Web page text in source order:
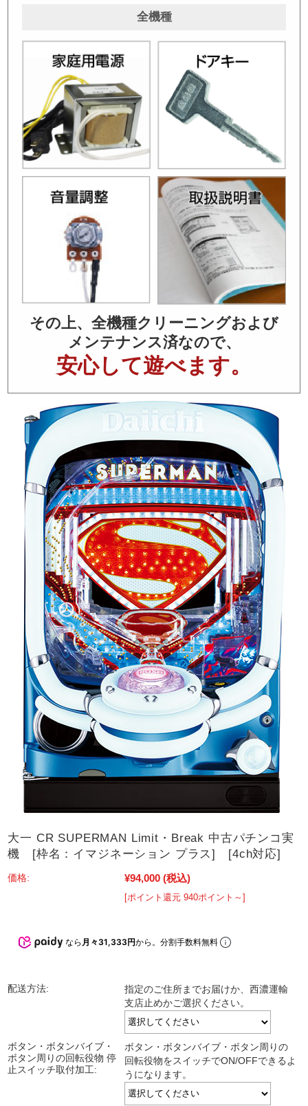
全機種
その上、全機種クリーニングおよび
メンテナンス済なので、
安心して遊べます。
大一 CR SUPERMAN Limit・Break 中古パチンコ実
機 [枠名：イマジネーション プラス] [4ch対応]
価格: ¥94,000 (税込)
[ポイント還元 940ポイント～]
なら 月々31,333円から。分割手数料無料
配送方法:
指定のご住所までお届けか、西濃運輸
支店止めかご選択ください。
ボタン・ボタンバイブ・
ボタン周りの回転役物 停
止スイッチ取付加工:
ボタン・ボタンバイブ・ボタン周りの
回転役物をスイッチでON/OFFできるよ
うになります。